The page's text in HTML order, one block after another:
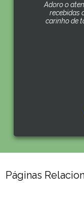
Adoro o
recebidas
carinho de
Páginas